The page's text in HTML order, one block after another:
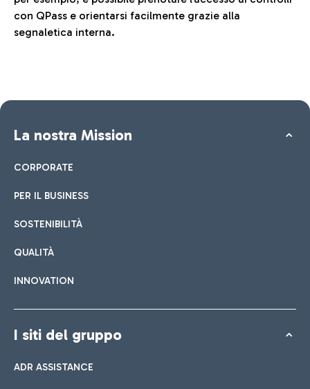
con QPass e orientarsi facilmente grazie alla
segnaletica interna.
La nostra Mission
CORPORATE
PER IL BUSINESS
SOSTENIBILITÀ
QUALITÀ
INNOVATION
I siti del gruppo
ADR ASSISTANCE